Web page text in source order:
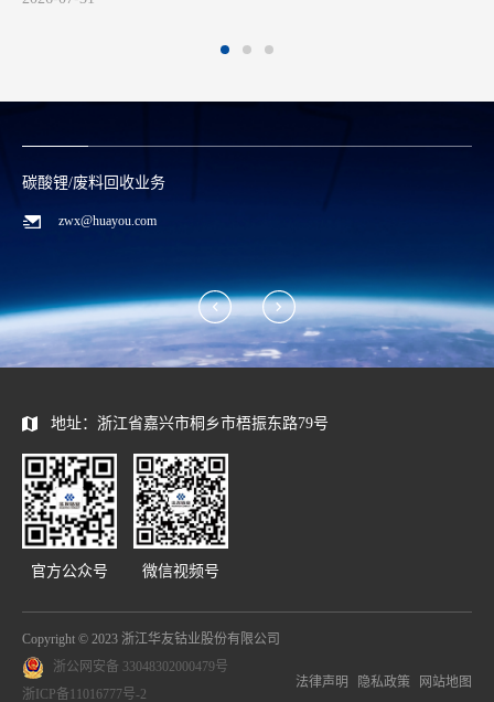
碳酸锂/废料回收业务
zwx@huayou.com
地址：浙江省嘉兴市桐乡市梧振东路79号
官方公众号 微信视频号
Copyright © 2023 浙江华友钴业股份有限公司
浙公网安备 33048302000479号
浙ICP备11016777号-2
法律声明 隐私政策 网站地图